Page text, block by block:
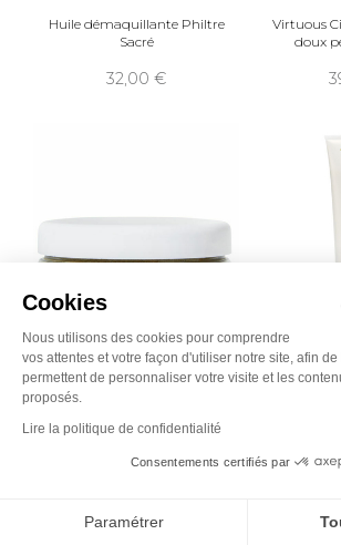
Huile démaquillante Philtre
Sacré
32,00
Virtuous
doux
DOUCES ANGEVINES
Lumière - Poudre de gommage
Cookies
Nous utilisons des cookies pour comprendre
vos attentes et votre façon d'utiliser notre site, afin
permettent de personnaliser votre visite et les
proposés.
Lire la politique de confidentialité
Consentements certifiés par
Paramétrer